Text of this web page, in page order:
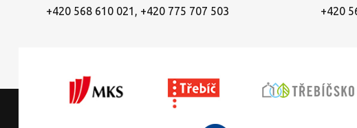
+420 568 610 021 , +420 775 707 503
+420